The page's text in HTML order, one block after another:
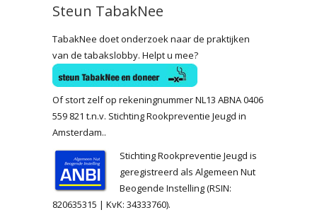
Steun TabakNee
TabakNee doet onderzoek naar de praktijken
van de tabakslobby. Helpt u mee?
Of stort zelf op rekeningnummer NL13 ABNA 0406
559 821 t.n.v. Stichting Rookpreventie Jeugd in
Amsterdam..
Stichting Rookpreventie Jeugd is
geregistreerd als Algemeen Nut
Beogende Instelling (RSIN:
820635315 | KvK: 34333760).